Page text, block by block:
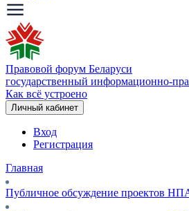
Правовой форум Беларуси
государственный информационно-
Как всё устроено
Личный кабинет
Вход
Регистрация
Главная
Публичное обсуждение проектов